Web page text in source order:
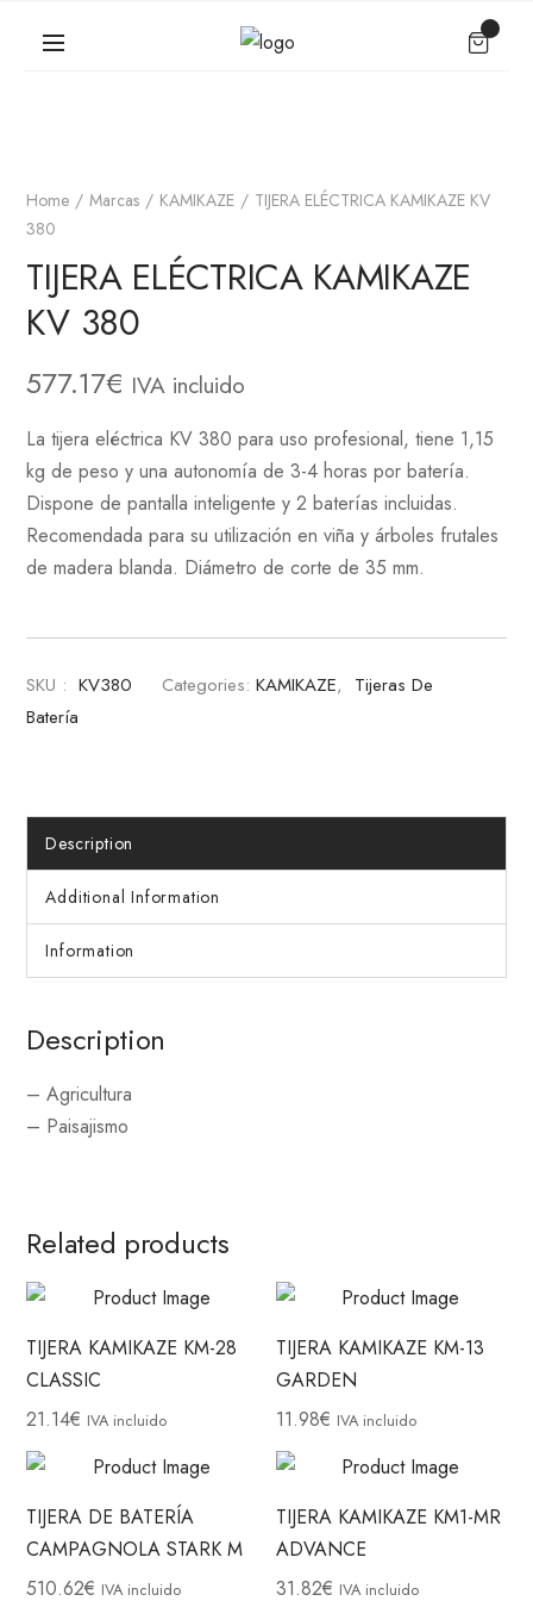
Home Marcas KAMIKAZE
TIJERA ELÉCTRICA KAMIKAZE KV
380
TIJERA ELÉCTRICA KAMIKAZE
KV 380
577.17€ IVA incluido
Latijera eléctrica KV 380 para uso profesional, tiene 1,15
kg de peso y una autonomía de 3-4 horas por batería.
Dispone de pantalla inteligente y 2 baterías incluidas.
Recomendada para su utilización en viña y árboles frutales
de madera blanda. Diámetro de corte de 35 mm.
SKU : KV380 Categories: KAMIKAZE, Tijeras De
Batería
Description
Additional Information
Information
Description
– Agricultura
– Paisajismo
Related products
TIJERA KAMIKAZE KM-28
CLASSIC
21.14€ IVA incluido
TIJERA KAMIKAZE KM-13
GARDEN
11.98€ IVA incluido
TIJERA DE BATERÍA
CAMPAGNOLA STARK M
510.62€ IVA incluido
TIJERA KAMIKAZE KM1-MR
ADVANCE
31.82€ IVA incluido